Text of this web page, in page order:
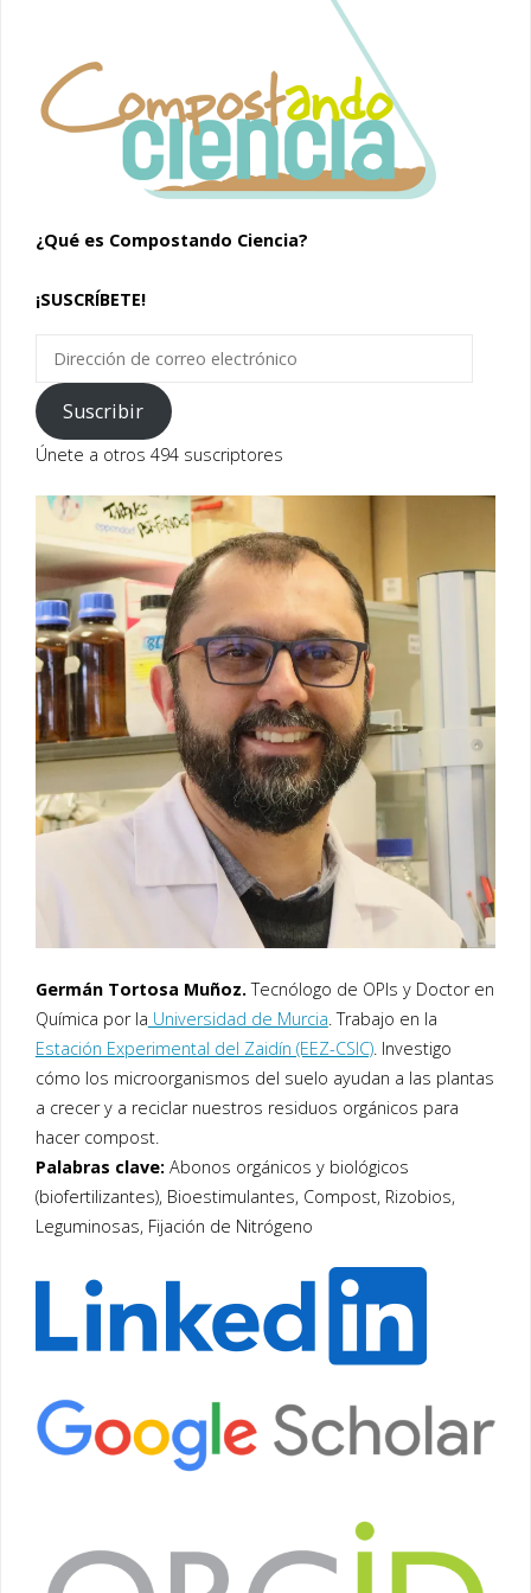
¿Qué es Compostando Ciencia?
¡SUSCRÍBETE!
Dirección
correo
electrónico
Suscribir
Únete a otros 494 suscriptores
Germán Tortosa Muñoz.Tecnólogo de OPIs y Doctor en
Química por la Universidad de Murcia. Trabajo en la
Estación Experimental del Zaidín (EEZ-CSIC). Investigo
cómo los microorganismos del suelo ayudan a las plantas
a crecer y a reciclar nuestros residuos orgánicos para
hacer compost.
Palabras clave:Abonos orgánicos y biológicos
(biofertilizantes), Bioestimulantes, Compost, Rizobios,
Leguminosas, Fijación de Nitrógeno